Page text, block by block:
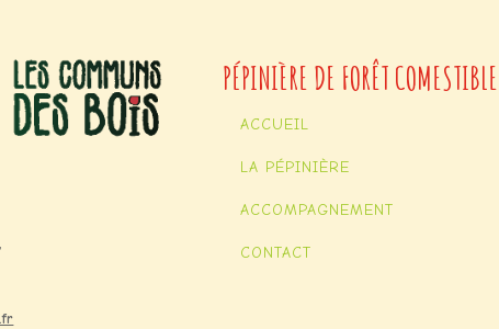
PÉPINIÈRE DE FORÊT COMESTIBLE
ACCUEIL
LA PÉPINIÈRE
ACCOMPAGNEMENT
CONTACT